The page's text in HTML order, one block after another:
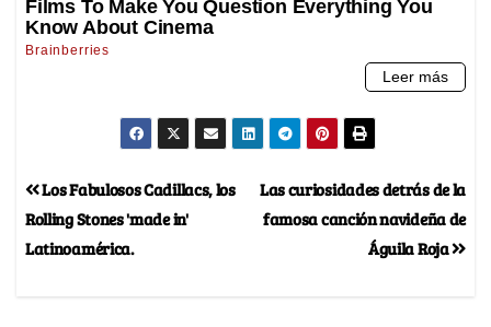
Las curiosidades detrás de la
famosa canción navideña de
Águila Roja
Los Fabulosos Cadillacs, los
Rolling Stones 'made in'
Latinoamérica.